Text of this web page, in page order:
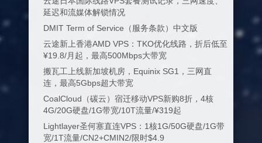
延迟和流媒体解锁情况
DMIT Term of Service（服务条款）中文版
云途新上香港AMD VPS：TKO优化线路，折后低至
¥19.8/月起，最高500Mbps大带宽
搬瓦工上线新加坡机房，Equinix SG1，三网直
连，最高5Gbps超大带宽
CoalCloud（碳云）宿迁移动VPS新购8折，4核
4G/20G硬盘/1G带宽/10T流量/¥319起
Lightlayer圣何塞直连VPS：1核1G/50G硬盘/1G带
宽/1T流量/CN2+CMIN2/限时$4.9